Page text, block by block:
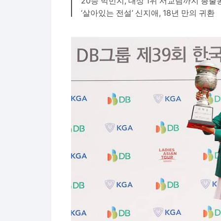
‘살아있는 전설’ 신지애, 18년 만의 귀환